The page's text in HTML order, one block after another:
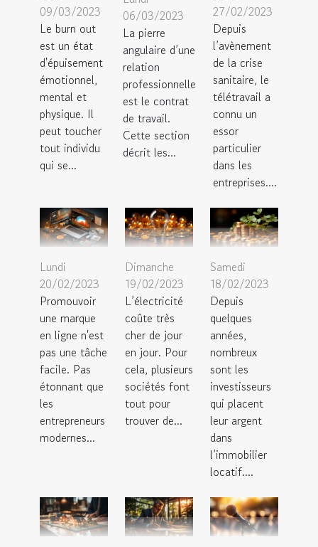
09/03/2023
Le burn out
est un état
d'épuisement
émotionnel,
mental et
physique. Il
peut toucher
tout individu
qui se...
06/03/2023
La pierre
angulaire d’une
relation
professionnelle
est le contrat
de travail.
Cette section
décrit les...
27/02/2023
Depuis
l’avènement
de la crise
sanitaire, le
télétravail a
connu un
essor
particulier
dans les
entreprises....
Lundi
20/02/2023
Promouvoir
une marque
en ligne n'est
pas une tâche
facile. Pas
étonnant que
les
entrepreneurs
modernes...
Dimanche
19/02/2023
L’électricité
coûte très
cher de jour
en jour. Pour
cela, plusieurs
sociétés font
tout pour
trouver de...
Samedi
18/02/2023
Depuis
quelques
années,
nombreux
sont les
investisseurs
qui placent
leur argent
dans
l’immobilier
locatif....